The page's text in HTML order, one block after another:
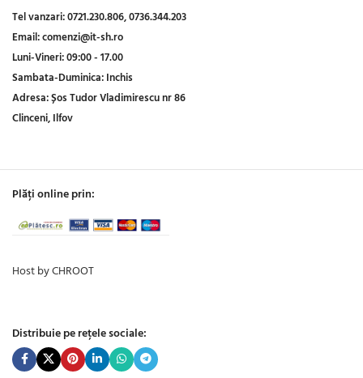
Tel vanzari:0721.230.806,0736.344.203
Email:comenzi@it-sh.ro
Luni-Vineri:09:00 - 17.00
Sambata-Duminica:Inchis
Adresa:Șos Tudor Vladimirescu nr 86
Clinceni, Ilfov
Plăți online prin:
Host by CHROOT
Distribuie pe rețele sociale: